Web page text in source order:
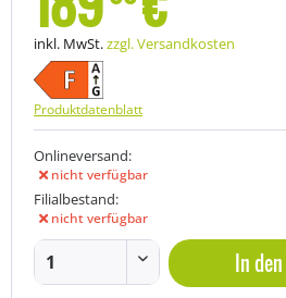
inkl. MwSt.zzgl. Versandkosten
Produktdatenblatt
Onlineversand:
nicht verfügbar
Filialbestand:
nicht verfügbar
In den